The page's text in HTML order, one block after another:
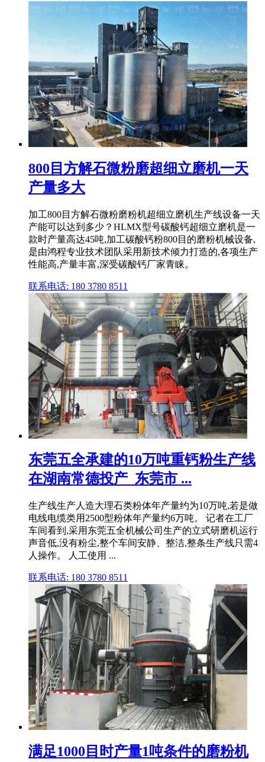
800目方解石微粉磨超细立磨机一天
产量多大
加工800目方解石微粉磨粉机超细立磨机生产线设备一天
产能可以达到多少？HLMX型号碳酸钙超细立磨机是一
款时产量高达45吨,加工碳酸钙粉800目的磨粉机械设备,
是由鸿程专业技术团队采用新技术倾力打造的,各项生产
性能高,产量丰富,深受碳酸钙厂家青睐。
联系电话: 180 3780 8511
东莞五全承建的10万吨重钙粉生产线
在湖南常德投产_东莞市 ...
生产线生产人造大理石类粉体年产量约为10万吨,若是做
电线电缆类用2500型粉体年产量约6万吨。 记者在工厂
车间看到,采用东莞五全机械公司生产的立式研磨机运行
声音低,没有粉尘,整个车间安静、整洁,整条生产线只需4
人操作。 人工使用 ...
联系电话: 180 3780 8511
满足1000目时产量1吨条件的磨粉机